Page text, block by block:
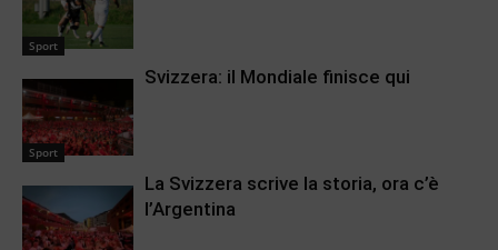
Sport
Sport
Svizzera: il Mondiale finisce qui
La Svizzera scrive la storia, ora c’è
l’Argentina